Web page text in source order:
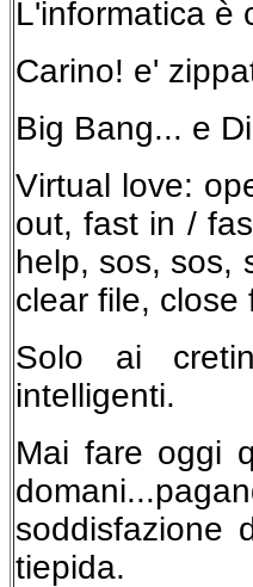
L'informatica è
Carino! e'
Big Bang... e
Virtual love:
out, fast in /
help, sos, sos,
clear file, close
Solo ai
intelligenti.
Mai fare oggi
soddisfazione
tiepida.